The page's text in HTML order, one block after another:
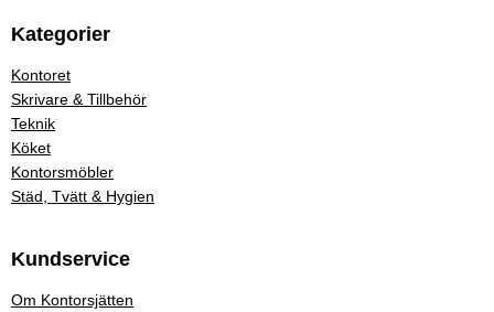
Kategorier
Kontoret
Skrivare & Tillbehör
Teknik
Köket
Kontorsmöbler
Städ, Tvätt & Hygien
Kundservice
Om Kontorsjätten